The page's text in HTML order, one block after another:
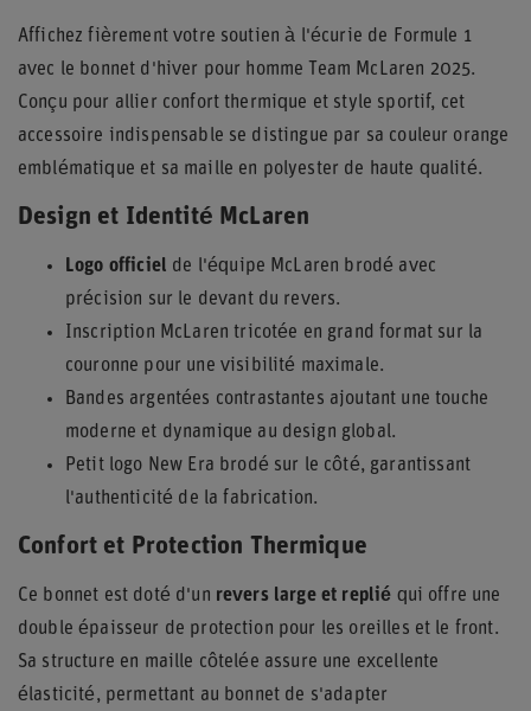
Affichez fièrement votre soutien à l'écurie de Formule 1
avec le bonnet d'hiver pour homme Team McLaren 2025.
Conçu pour allier confort thermique et style sportif, cet
accessoire indispensable se distingue par sa couleur orange
emblématique et sa maille en polyester de haute qualité.
Design et Identité McLaren
Logo officiel de l'équipe McLaren brodé avec
précision sur le devant du revers.
Inscription McLaren tricotée en grand format sur la
couronne pour une visibilité maximale.
Bandes argentées contrastantes ajoutant une touche
moderne et dynamique au design global.
Petit logo New Era brodé sur le côté, garantissant
l'authenticité de la fabrication.
Confort et Protection Thermique
Ce bonnet est doté d'un revers large et replié qui offre une
double épaisseur de protection pour les oreilles et le front.
Sa structure en maille côtelée assure une excellente
élasticité, permettant au bonnet de s'adapter